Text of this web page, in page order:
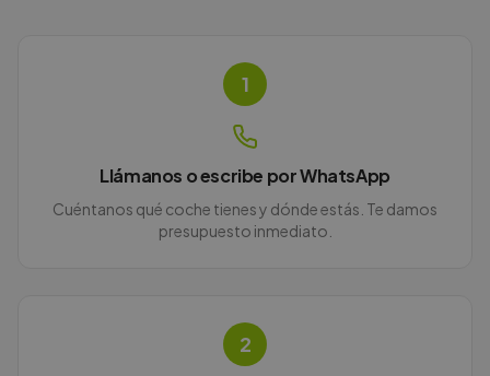
1
Llámanos o escribe por WhatsApp
Cuéntanos qué coche tienes y dónde estás. Te damos
presupuesto inmediato.
2